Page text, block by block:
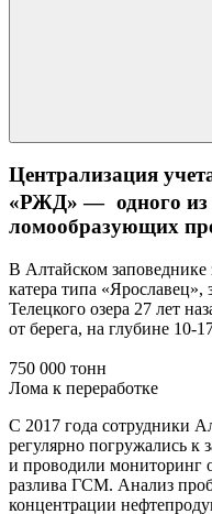
Централизация
«РЖД» — одного из
ломообразующих
В Алтайском заповеднике
катера типа «Ярославец»,
Телецкого озера 27 лет
от берега, на глубине 10-
750 000 тонн
Лома к переработке
С 2017 года сотрудники
регулярно погружались к
и проводили мониторинг
разлива ГСМ. Анализ
концентрации